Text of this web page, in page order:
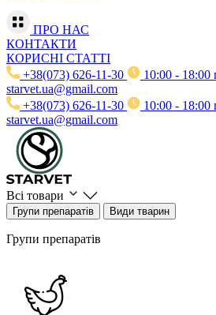
ПРО НАС
КОНТАКТИ
КОРИСНІ СТАТТІ
+38(073) 626-11-30
10:00 - 18:00
starvet.ua@gmail.com
+38(073) 626-11-30
10:00 - 18:00
starvet.ua@gmail.com
Всі товари
Групи препаратів Види тварин
Групи препаратів